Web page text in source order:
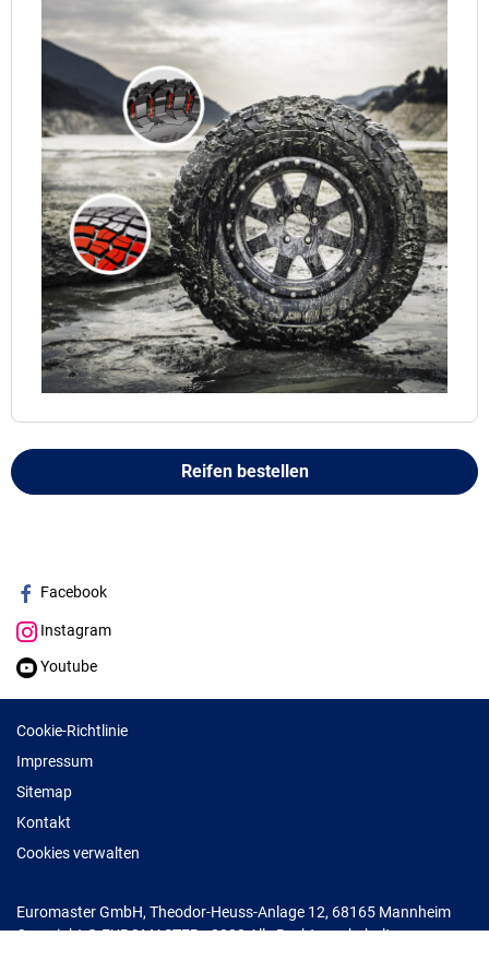
Reifen bestellen
Facebook
Instagram
Youtube
Cookie-Richtlinie
Impressum
Sitemap
Kontakt
Cookies verwalten
Euromaster GmbH, Theodor-Heuss-Anlage 12, 68165 Mannheim
Copyright © EUROMASTER - 2022 Alle Rechte vorbehalten